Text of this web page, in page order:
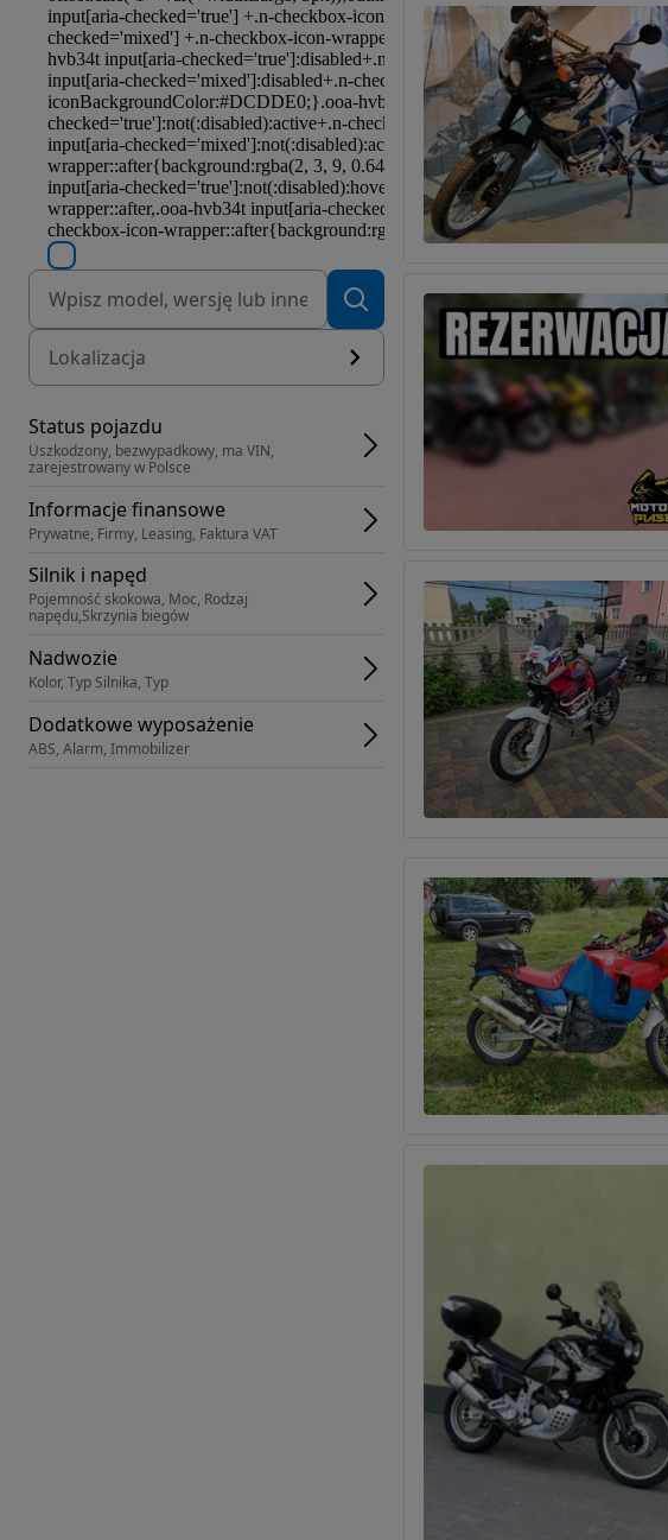
Lokalizacja
Status pojazdu
Uszkodzony, bezwypadkowy, ma VIN,
zarejestrowany w Polsce
Informacje finansowe
Prywatne, Firmy, Leasing, Faktura VAT
Silnik i napęd
Pojemność skokowa, Moc, Rodzaj
napędu,Skrzynia biegów
Nadwozie
Kolor, Typ Silnika, Typ
Dodatkowe wyposażenie
ABS, Alarm, Immobilizer